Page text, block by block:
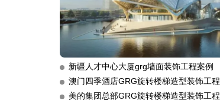
新疆人才中心大厦grg墙面装饰工程案例
澳门四季酒店GRG旋转楼梯造型装饰工程
美的集团总部GRG旋转楼梯造型装饰工程